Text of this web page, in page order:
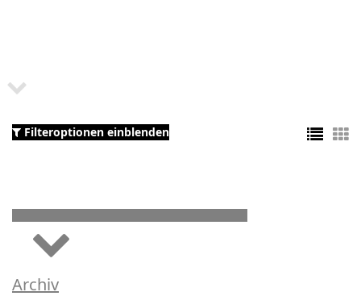
Filteroptionen einblenden
Archiv